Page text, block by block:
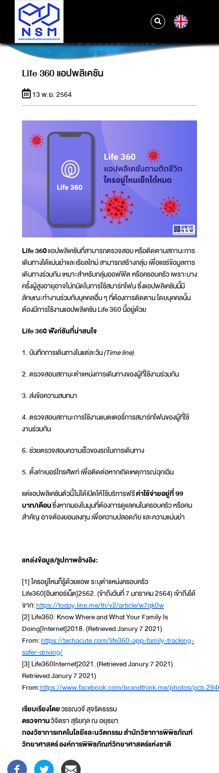
LIFE 360 แอปพลิเคชัน
Life 360 แอปพลิเคชัน
13 พ.ย. 2564
Life 360แอปพลิเคชันที่สามารถตรวจสอบ หรือติดตามสถานะการ
เดินทางได้แม่นยำและเรียลไทม์ สามารถสร้างกลุ่ม เพื่อแชร์ข้อมูลการ
เดินทางร่วมกัน เหมาะสำหรับกลุ่มออฟฟิต หรือครอบครัว เพราะบาง
ครั้งผู้สูงอายุอาจไม่ถนัดในการใช้สมาร์ทโฟน ซึ่งแอปพลิเคชันนี้มี
ลักษณะทำงานร่วมกับบุคคลอื่น ๆ ที่ต้องการติดตาม โดยบุคคลนั้น
ต้องมีการใช้งานแอปพลิเคชัน Life 360 นี้อยู่ด้วย
Life 360 ฟังก์ชันที่น่าสนใจ
1. บันทึกการเดินทางในแต่ละวัน(Time line)
2. ตรวจสอบสถานะตำแหน่งการเดินทางของผู้ที่ใช้งานร่วมกัน
3. ส่งข้อความสนทนา
4. ตรวจสอบสถานะการใช้งานแบตเตอรี่การสมาร์ทโฟนของผู้ที่ใช้
งานร่วมกัน
6. ช่วยตรวจสอบความเร็วของรถในการเดินทาง
5. ตั้งค่าเบอร์โทรศัพท์ เพื่อติดต่อหากเกิดเหตุการณ์ฉุกเฉิน
แต่แอปพลิเคชันตัวนี้ไม่ได้เปิดให้ใช้บริการฟรีค่าใช้จ่ายอยู่ที่ 99
บาท/เดือนซึ่งหากมองในมุมที่ต้องการดูแลคนในครอบครัว หรือคน
สำคัญ อาจต้องยอมลงทุน เพื่อความปลอดภัย และความแม่นยำ
แหล่งข้อมูล/รูปภาพอ้างอิง:
[1] ใครอยู่ไหนก็รู้ด้วยแอพ ระบุตำแหน่งครอบครัว
Life360[อินเทอร์เน็ต]2562. (ข้าถึงวันที่ 7 มกราคม 2564) เข้าถึงได้
จาก:https://today.line.me/th/v2/article/w7qk0w
[2] Life360: Know Where and What Your Family Is
Doing[Internet]2018. (Retrieved Janury 7 2021)
From:https://techacute.com/life360-app-family-tracking-
safer-driving/
[3] Life360Internet]2021. (Retrieved Janury 7 2021)
Retrieved Janury 7 2021)
From:https://www.facebook.com/brandthink.me/photos/
เรียบเรียงโดยวรรณวจี สุจริตธรรม
ตรวจทานวิจิตรา สุริยกุล ณ อยุธยา
กองวิชาการเทคโนโลยีและนวัตกรรมสำนักวิชาการพิพิธภัณฑ์
วิทยาศาสตร์องค์การพิพิธภัณฑ์วิทยาศาสตร์แห่งชาติ